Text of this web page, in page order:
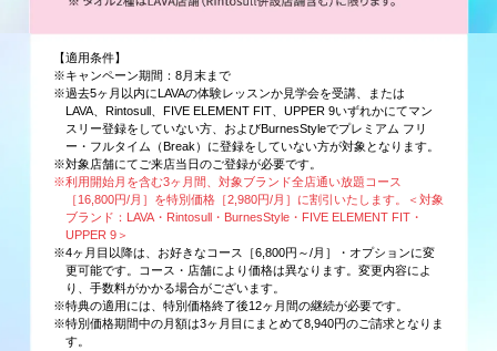
【適用条件】
※キャンペーン期間：8月末まで
※過去5ヶ月以内にLAVAの体験レッスンか見学会を受講、または
LAVA、Rintosull、FIVE ELEMENT FIT、UPPER 9いずれかにてマン
スリー登録をしていない方、およびBurnesStyleでプレミアム フリ
ー・フルタイム（Break）に登録をしていない方が対象となります。
※対象店舗にてご来店当日のご登録が必要です。
※利用開始月を含む3ヶ月間、対象ブランド全店通い放題コース
［16,800円/月］を特別価格［2,980円/月］に割引いたします。＜対象
ブランド：LAVA・Rintosull・BurnesStyle・FIVE ELEMENT FIT・
UPPER 9＞
※4ヶ月目以降は、お好きなコース［6,800円～/月］・オプションに変
更可能です。コース・店舗により価格は異なります。変更内容によ
り、手数料がかかる場合がございます。
※特典の適用には、特別価格終了後12ヶ月間の継続が必要です。
※特別価格期間中の月額は3ヶ月目にまとめて8,940円のご請求となりま
す。